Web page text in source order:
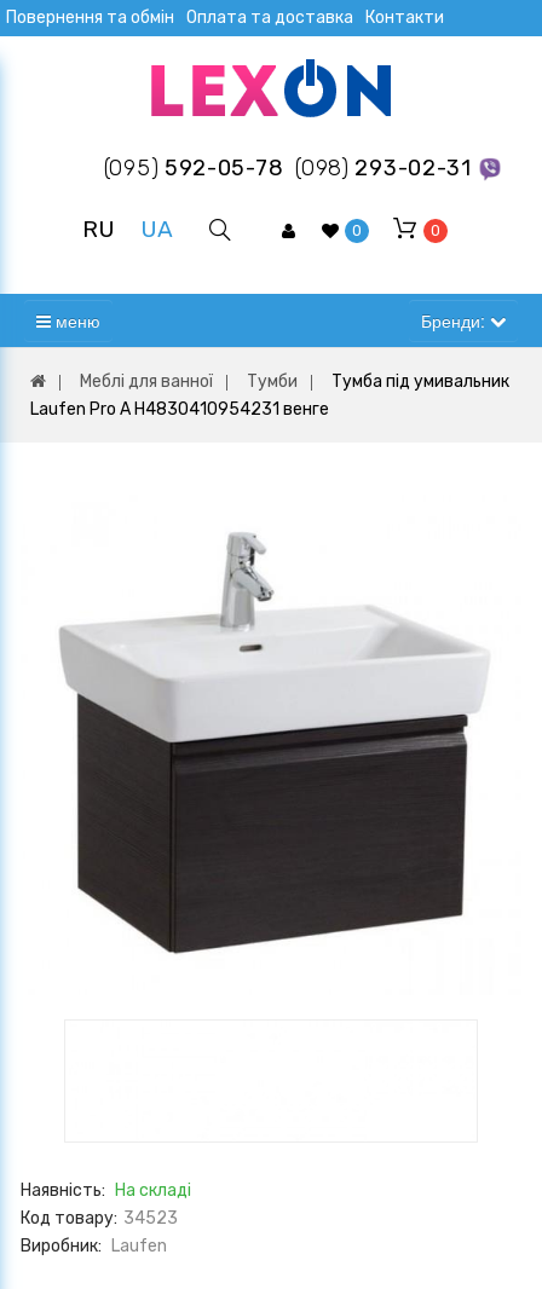
Повернення та обмін Оплата та доставка Контакти
(095) 592-05-78 (098) 293-02-31
RU UA 0 0
меню Бренди:
Меблі для ванної Тумби
Тумба під умивальник
Laufen Pro A H4830410954231 венге
Наявність:
На складі
Код товару: 34523
Виробник:
Laufen